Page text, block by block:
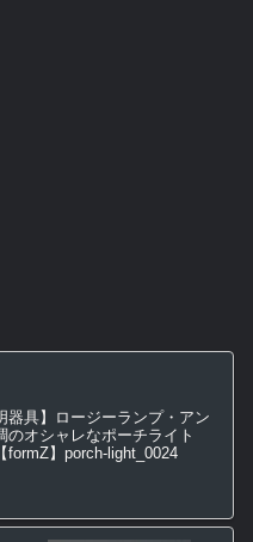
器具】ロージーランプ・アン
のオシャレなポーチライト
formZ】porch-light_0024